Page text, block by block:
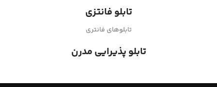
تابلو فانتزی
تابلوهای فانتری
تابلو پذیرایی مدرن